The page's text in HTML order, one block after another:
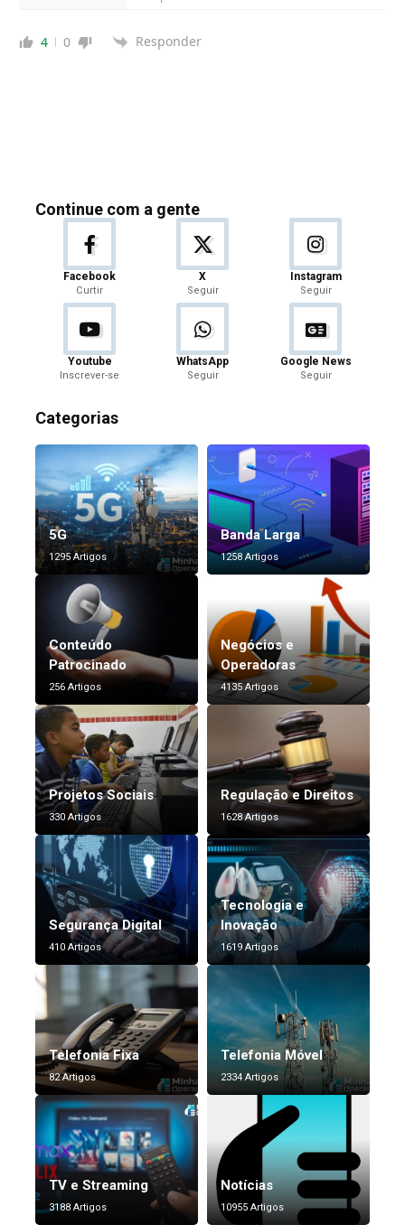
4 0 Responder
Continue com a gente
Facebook
Curtir
X
Seguir
Instagram
Seguir
Youtube
Inscrever-se
WhatsApp
Seguir
Google News
Seguir
Categorias
5G
1295 Artigos
Banda Larga
1258 Artigos
Conteúdo
Patrocinado
256 Artigos
Negócios e
Operadoras
4135 Artigos
Projetos Sociais
330 Artigos
Regulação e Direitos
1628 Artigos
Segurança Digital
410 Artigos
Tecnologia e
Inovação
1619 Artigos
Telefonia Fixa
82 Artigos
Telefonia Móvel
2334 Artigos
TV e Streaming
3188 Artigos
Notícias
10955 Artigos